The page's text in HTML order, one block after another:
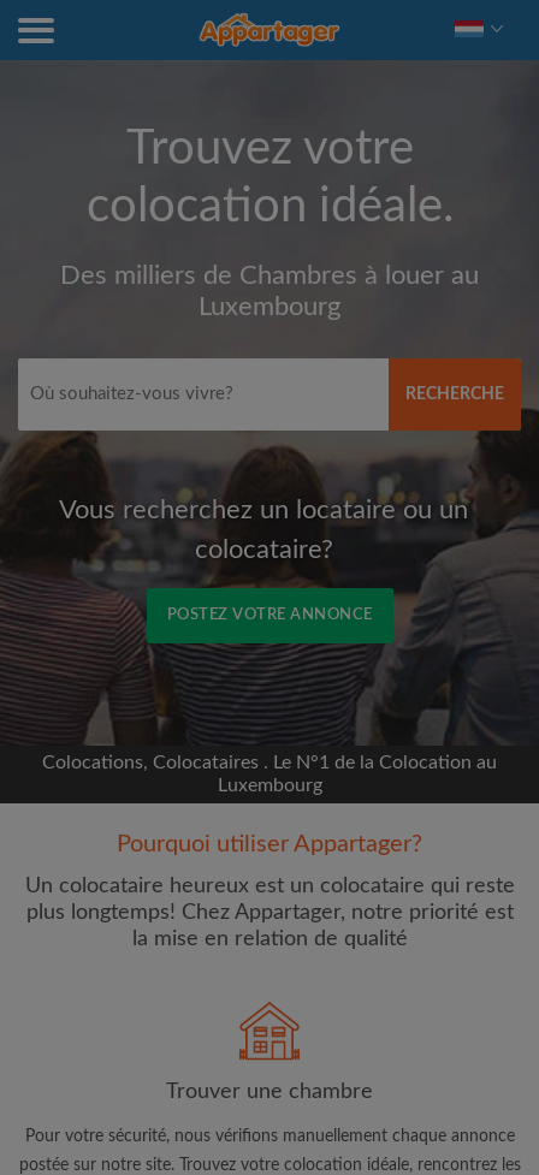
Trouvez votre
colocation idéale.
Des milliers de Chambres à louer au
Luxembourg
RECHERCHE
Vous recherchez un locataire ou un
colocataire?
POSTEZ VOTRE ANNONCE
Inscrivez-vous avec Facebook
Nous ne publierons jamais sur votre page sans
votre accord
OU
Loyer max par mois (€)
Colocations, Colocataires . Le N°1 de la Colocation au
Luxembourg
Pourquoi utiliser Appartager?
Un colocataire heureux est un colocataire qui reste
plus longtemps! Chez Appartager, notre priorité est
la mise en relation de qualité
Trouver une chambre
Pour votre sécurité, nous vérifions manuellement chaque annonce
postée sur notre site. Trouvez votre colocation idéale, rencontrez les